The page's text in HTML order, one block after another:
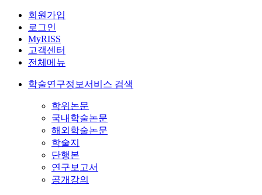
회원가입
로그인
MyRISS
고객센터
전체메뉴
학술연구정보서비스 검색
학위논문
국내학술논문
해외학술논문
학술지
단행본
연구보고서
공개강의